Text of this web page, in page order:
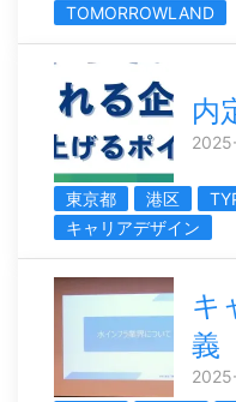
TOMORROWLAND
内
東京都 港区
キャリアデザイン
キ
義